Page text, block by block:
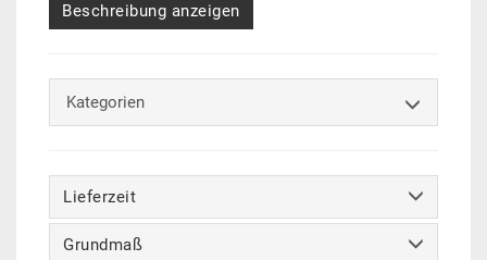
Beschreibung anzeigen
Kategorien
Lieferzeit
Grundmaß